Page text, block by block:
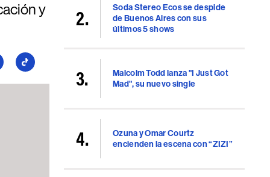
y
Seguí
Soda Stereo Ecos se despide
de Buenos Aires con sus
últimos 5 shows
Malcolm Todd lanza "I Just Got
Mad", su nuevo single
Ozuna y Omar Courtz
encienden la escena con “ZIZI”